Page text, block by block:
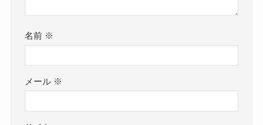
名前 ※
メール ※